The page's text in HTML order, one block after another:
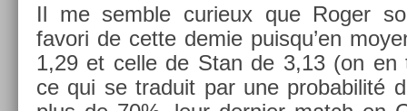
Il me semble curieux que Roger
favori de cette demie puis­qu’­en
1,29 et celle de Stan de 3,13 (on en
ce qui se traduit par une pro­babilité